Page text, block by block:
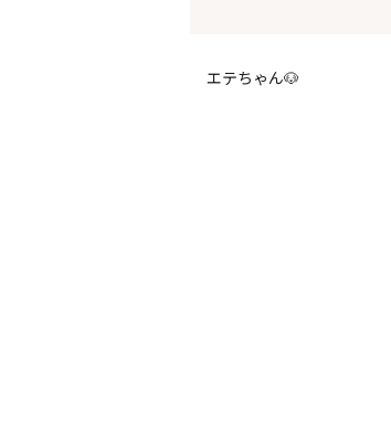
エテちゃん🐶